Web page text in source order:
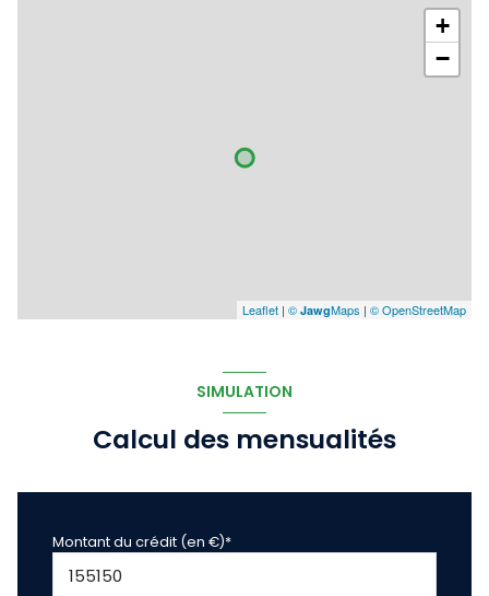
+
−
Leaflet | © JawgMaps | © OpenStreetMap
SIMULATION
Calcul des mensualités
Montant du crédit (en €)*